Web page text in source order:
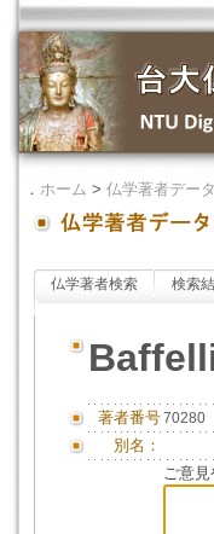
． ホーム > 仏学著者デー
仏学著者検索 検索
著者番号70280
別名：
ご意